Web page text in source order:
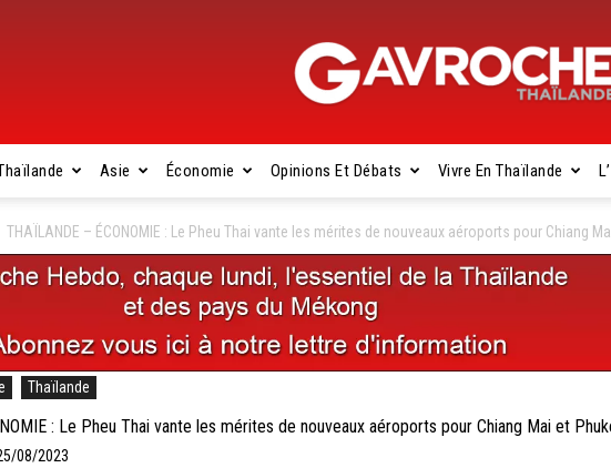
Gavroche
Asie Économie Opinions Et Débats Vivre En Thaïlande
THAÏLANDE – ÉCONOMIE : Le Pheu Thai vante les mérites de nouveaux aéroports pour Chiang
Thaïlande
: Le Pheu Thai vante les mérites de nouveaux aéroports pour Chiang Mai et
08/2023